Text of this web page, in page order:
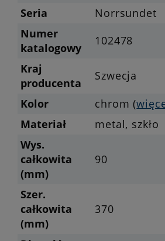
Seria
Norrsundet
Numer
katalogowy
102478
Kraj
producenta
Szwecja
Kolor
chrom (
Materiał
metal, szkło
Wys.
całkowita
(mm)
90
Szer.
całkowita
(mm)
370